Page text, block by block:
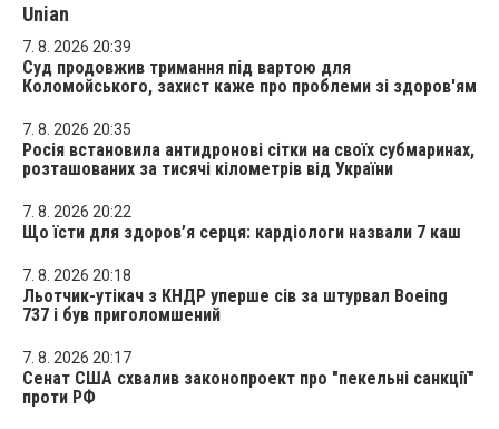
Unian
7. 8. 2026 20:39
Суд продовжив тримання під вартою для
Коломойського, захист каже про проблеми зі здоров'ям
7. 8. 2026 20:35
Росія встановила антидронові сітки на своїх субмаринах,
розташованих за тисячі кілометрів від України
7. 8. 2026 20:22
Що їсти для здоров’я серця: кардіологи назвали 7 каш
7. 8. 2026 20:18
Льотчик-утікач з КНДР уперше сів за штурвал Boeing
737 і був приголомшений
7. 8. 2026 20:17
Сенат США схвалив законопроект про "пекельні санкції"
проти РФ